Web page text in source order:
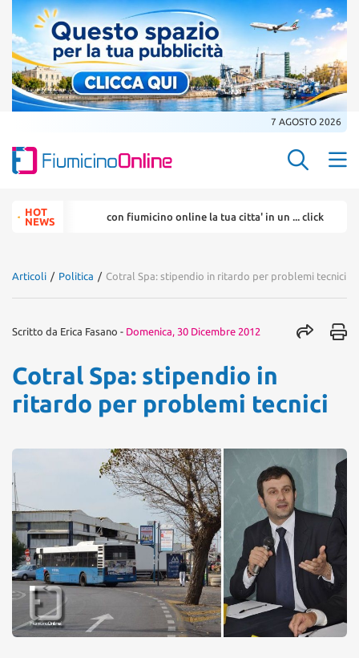
7 AGOSTO 2026
Search
for:HOT
NEWS
con fiumicino online la tua citta' in un ... click la tua
Articoli / Politica / Cotral Spa: stipendio in ritardo per problemi tecnici
Scritto da Erica Fasano - Domenica, 30 Dicembre 2012
Cotral Spa: stipendio in
ritardo per problemi tecnici